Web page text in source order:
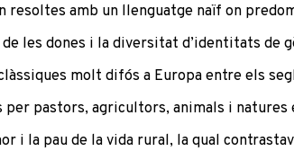
resoltes amb un llenguatge naïf on
les dones i la diversitat d’identitats de
molt difós a Europa entre els
per pastors, agricultors, animals i
i la pau de la vida rural, la qual